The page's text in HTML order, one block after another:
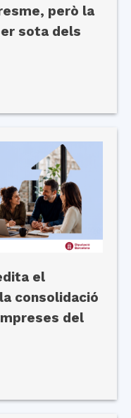
però la
sota dels
el
consolidació
del